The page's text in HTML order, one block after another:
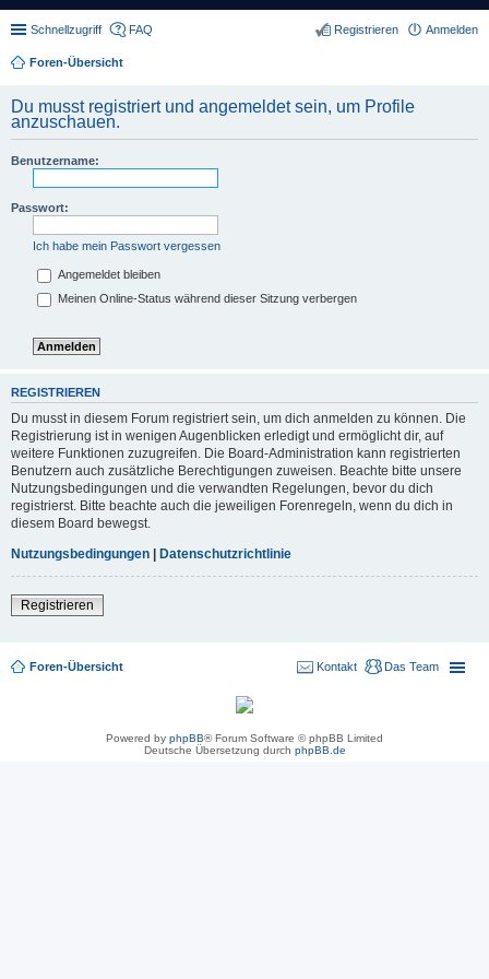
Schnellzugriff FAQ Anmelden
Registrieren
Foren-Übersicht
Du musst registriert und angemeldet sein, um Profile
anzuschauen.
Benutzername:
Passwort:
Ich habe mein Passwort vergessen
Angemeldet bleiben
Meinen Online-Status während dieser Sitzung verbergen
REGISTRIEREN
Du musst in diesem Forum registriert sein, um dich anmelden zu können. Die
Registrierung ist in wenigen Augenblicken erledigt und ermöglicht dir, auf
weitere Funktionen zuzugreifen. Die Board-Administration kann registrierten
Benutzern auch zusätzliche Berechtigungen zuweisen. Beachte bitte unsere
Nutzungsbedingungen und die verwandten Regelungen, bevor du dich
registrierst. Bitte beachte auch die jeweiligen Forenregeln, wenn du dich in
diesem Board bewegst.
Nutzungsbedingungen | Datenschutzrichtlinie
Registrieren
Foren-Übersicht Das Team
Kontakt
Powered by phpBB® Forum Software © phpBB Limited
Deutsche Übersetzung durch phpBB.de